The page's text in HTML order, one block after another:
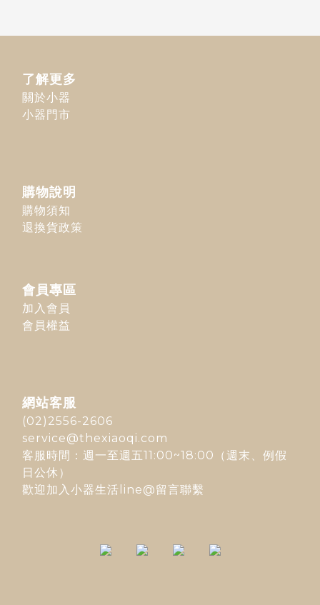
了解更多
關於小器
小器門市
購物說明
購物須知
退換貨政策
會員專區
加入會員
會員權益
網站客服
(02)2556-2606
service@thexiaoqi.com
客服時間：週一至週五11:00~18:00（週末、例假
日公休）
歡迎加入 小器生活line@留言聯繫